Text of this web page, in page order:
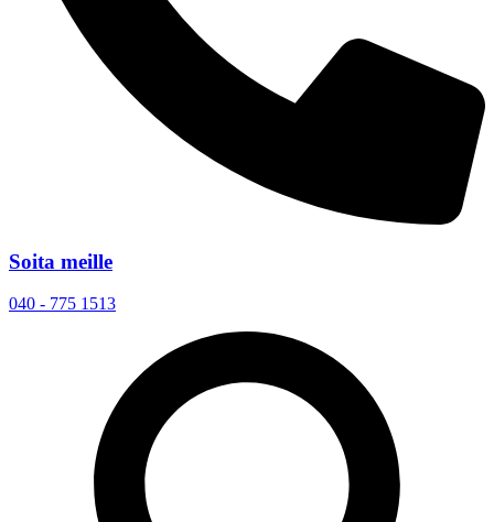
Soita meille
040 - 775 1513